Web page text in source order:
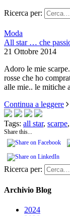
Ricerca per:
Moda
All star … che
21 Ottobre 2014
Adoro le mie
rosse che ho
alle mie.. le mitiche
Continua a leggere
Tags: all star, scarpe,
Share this...
Ricerca per:
Archivio Blog
2024